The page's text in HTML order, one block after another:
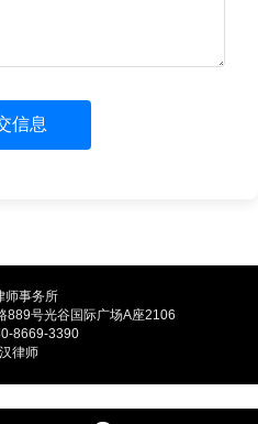
信息
师事务所
889号光谷国际广场A座2106
8669-3390
律师